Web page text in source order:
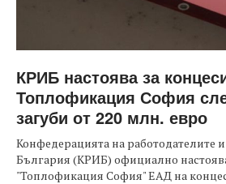
КРИБ настоява за
Топлофикация София
загуби от 220 млн. евро
Конфедерацията на работодателите
България (КРИБ) официално
"Топлофикация София" ЕАД на